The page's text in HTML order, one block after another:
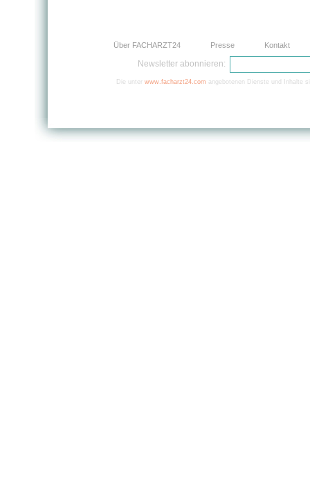
Über FACHARZT24 Presse Kontakt
Newsletter abonnieren:
Die unter www.facharzt24.com angebotenen Dienste und Inhalte